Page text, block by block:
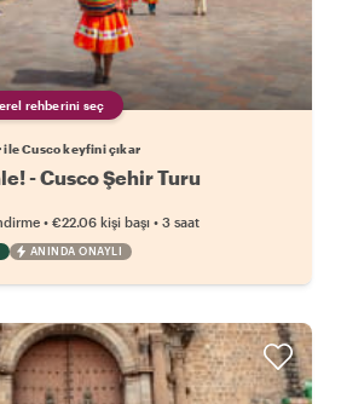
rehberini seç
Cusco keyfini çıkar
- Cusco Şehir Turu
• €22.06 kişi başı • 3 saat
ANINDA ONAYLI